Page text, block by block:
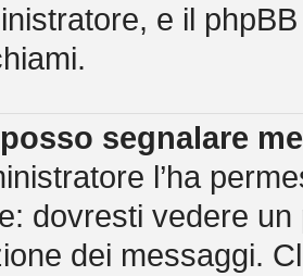
e il
segnalare
l’ha
dovresti vedere
dei messaggi.